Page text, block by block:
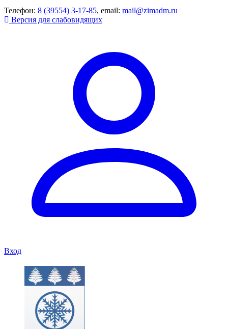
Телефон: 8 (39554) 3-17-85, email: mail@zimadm.ru
Версия для слабовидящих
Вход